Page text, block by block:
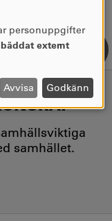
samhället.
personuppgifter
externt
Avvisa Godkänn